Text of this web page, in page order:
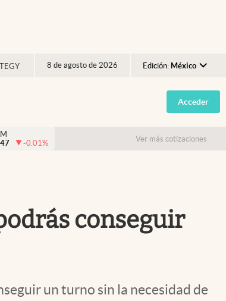
8 de agosto de 2026 Edición: México
Argentina
España
USA
Acceder
-0.01% Ver más cotizaciones
conseguir
un turno sin la necesidad de